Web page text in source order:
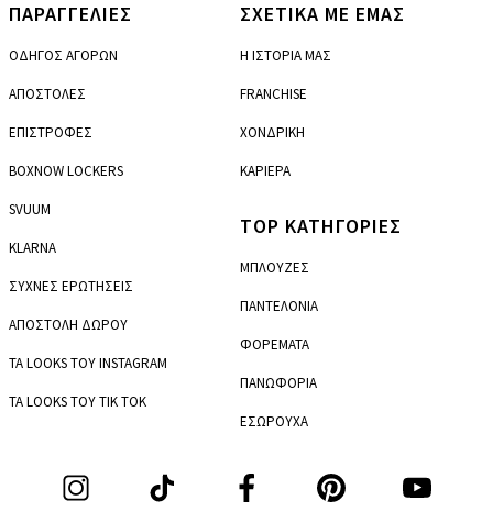
ΠΑΡΑΓΓΕΛΙΕΣ
ΟΔΗΓΟΣ ΑΓΟΡΩΝ
ΑΠΟΣΤΟΛΕΣ
ΕΠΙΣΤΡΟΦΕΣ
BOXNOW LOCKERS
SVUUM
KLARNA
ΣΥΧΝΕΣ ΕΡΩΤΗΣΕΙΣ
ΑΠΟΣΤΟΛΗ ΔΩΡΟΥ
ΤΑ LOOKS ΤΟΥ INSTAGRAM
ΤΑ LOOKS ΤΟΥ TIK TOK
ΣΧΕΤΙΚΑ ΜΕ ΕΜΑΣ
Η ΙΣΤΟΡΙΑ ΜΑΣ
FRANCHISE
ΧΟΝΔΡΙΚΗ
ΚΑΡΙΕΡΑ
TOP ΚΑΤΗΓΟΡΙΕΣ
ΜΠΛΟΥΖΕΣ
ΠΑΝΤΕΛΟΝΙΑ
ΦΟΡΕΜΑΤΑ
ΠΑΝΩΦΟΡΙΑ
ΕΣΩΡΟΥΧΑ